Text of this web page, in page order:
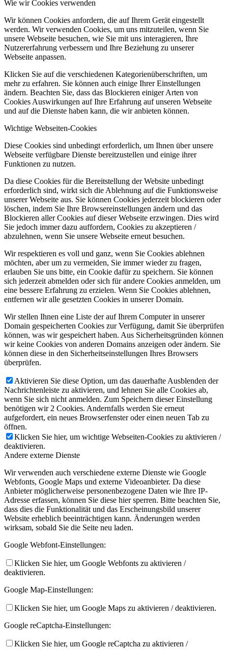
Wie wir Cookies verwenden
Wir können Cookies anfordern, die auf Ihrem Gerät eingestellt
werden. Wir verwenden Cookies, um uns mitzuteilen, wenn Sie
unsere Webseite besuchen, wie Sie mit uns interagieren, Ihre
Nutzererfahrung verbessern und Ihre Beziehung zu unserer
Webseite anpassen.
Klicken Sie auf die verschiedenen Kategorienüberschriften, um
mehr zu erfahren. Sie können auch einige Ihrer Einstellungen
ändern. Beachten Sie, dass das Blockieren einiger Arten von
Cookies Auswirkungen auf Ihre Erfahrung auf unseren Webseite
und auf die Dienste haben kann, die wir anbieten können.
Wichtige Webseiten-Cookies
Diese Cookies sind unbedingt erforderlich, um Ihnen über unsere
Webseite verfügbare Dienste bereitzustellen und einige ihrer
Funktionen zu nutzen.
Da diese Cookies für die Bereitstellung der Website unbedingt
erforderlich sind, wirkt sich die Ablehnung auf die Funktionsweise
unserer Webseite aus. Sie können Cookies jederzeit blockieren oder
löschen, indem Sie Ihre Browsereinstellungen ändern und das
Blockieren aller Cookies auf dieser Webseite erzwingen. Dies wird
Sie jedoch immer dazu auffordern, Cookies zu akzeptieren /
abzulehnen, wenn Sie unsere Webseite erneut besuchen.
Wir respektieren es voll und ganz, wenn Sie Cookies ablehnen
möchten, aber um zu vermeiden, Sie immer wieder zu fragen,
erlauben Sie uns bitte, ein Cookie dafür zu speichern. Sie können
sich jederzeit abmelden oder sich für andere Cookies anmelden, um
eine bessere Erfahrung zu erzielen. Wenn Sie Cookies ablehnen,
entfernen wir alle gesetzten Cookies in unserer Domain.
Wir stellen Ihnen eine Liste der auf Ihrem Computer in unserer
Domain gespeicherten Cookies zur Verfügung, damit Sie überprüfen
können, was wir gespeichert haben. Aus Sicherheitsgründen können
wir keine Cookies von anderen Domains anzeigen oder ändern. Sie
können diese in den Sicherheitseinstellungen Ihres Browsers
überprüfen.
Aktivieren Sie diese Option, um das dauerhafte Ausblenden der
Nachrichtenleiste zu aktivieren, und lehnen Sie alle Cookies ab,
wenn Sie sich nicht anmelden. Zum Speichern dieser Einstellung
benötigen wir 2 Cookies. Andernfalls werden Sie erneut
aufgefordert, ein neues Browserfenster oder einen neuen Tab zu
öffnen.
Klicken Sie hier, um wichtige Webseiten-Cookies zu aktivieren /
deaktivieren.
Andere externe Dienste
Wir verwenden auch verschiedene externe Dienste wie Google
Webfonts, Google Maps und externe Videoanbieter. Da diese
Anbieter möglicherweise personenbezogene Daten wie Ihre IP-
Adresse erfassen, können Sie diese hier sperren. Bitte beachten Sie,
dass dies die Funktionalität und das Erscheinungsbild unserer
Website erheblich beeinträchtigen kann. Änderungen werden
wirksam, sobald Sie die Seite neu laden.
Google Webfont-Einstellungen:
Klicken Sie hier, um Google Webfonts zu aktivieren /
deaktivieren.
Google Map-Einstellungen:
Klicken Sie hier, um Google Maps zu aktivieren / deaktivieren.
Google reCaptcha-Einstellungen:
Klicken Sie hier, um Google reCaptcha zu aktivieren /